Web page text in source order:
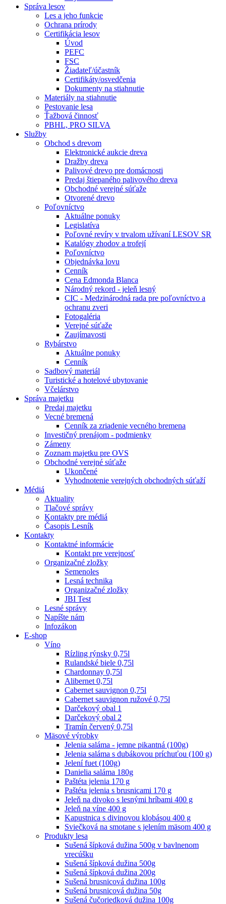
Správa lesov
Les a jeho funkcie
Ochrana prírody
Certifikácia lesov
Úvod
PEFC
FSC
Žiadateľ/účastník
Certifikáty/osvedčenia
Dokumenty na stiahnutie
Materiály na stiahnutie
Pestovanie lesa
Ťažbová činnosť
PBHL, PRO SILVA
Služby
Obchod s drevom
Elektronické aukcie dreva
Dražby dreva
Palivové drevo pre domácnosti
Predaj štiepaného palivového dreva
Obchodné verejné súťaže
Otvorené drevo
Poľovníctvo
Aktuálne ponuky
Legislatíva
Poľovné revíry v trvalom užívaní LESOV SR
Katalógy zhodov a trofejí
Poľovníctvo
Objednávka lovu
Cenník
Cena Edmonda Blanca
Národný rekord - jeleň lesný
CIC - Medzinárodná rada pre poľovníctvo a
ochranu zveri
Fotogaléria
Verejné súťaže
Zaujímavosti
Rybárstvo
Aktuálne ponuky
Cenník
Sadbový materiál
Turistické a hotelové ubytovanie
Včelárstvo
Správa majetku
Predaj majetku
Vecné bremená
Cenník za zriadenie vecného bremena
Investičný prenájom - podmienky
Zámeny
Zoznam majetku pre OVS
Obchodné verejné súťaže
Ukončené
Vyhodnotenie verejných obchodných súťaží
Médiá
Aktuality
Tlačové správy
Kontakty pre médiá
Časopis Lesník
Kontakty
Kontaktné informácie
Kontakt pre verejnosť
Organizačné zložky
Semenoles
Lesná technika
Organizačné zložky
JBI Test
Lesné správy
Napíšte nám
Infozákon
E-shop
Víno
Rízling rýnsky 0,75l
Rulandské biele 0,75l
Chardonnay 0,75l
Alibernet 0,75l
Cabernet sauvignon 0,75l
Cabernet sauvignon ružové 0,75l
Darčekový obal 1
Darčekový obal 2
Tramín červený 0,75l
Mäsové výrobky
Jelenia saláma - jemne pikantná (100g)
Jelenia saláma s dubákovou príchuťou (100 g)
Jelení fuet (100g)
Danielia saláma 180g
Paštéta jelenia 170 g
Paštéta jelenia s brusnicami 170 g
Jeleň na divoko s lesnými hríbami 400 g
Jeleň na víne 400 g
Kapustnica s divinovou klobásou 400 g
Sviečková na smotane s jelením mäsom 400 g
Produkty lesa
Sušená šípková dužina 500g v bavlnenom
vrecúšku
Sušená šípková dužina 500g
Sušená šípková dužina 200g
Sušená brusnicová dužina 100g
Sušená brusnicová dužina 50g
Sušená čučoriedková dužina 100g